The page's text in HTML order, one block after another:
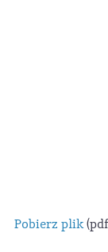
Pobierz plik